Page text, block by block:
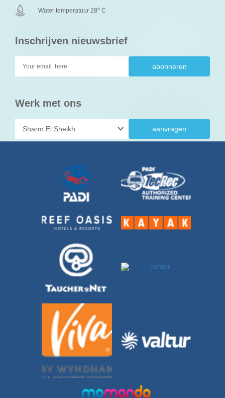
Inschrijven nieuwsbrief
Werk met ons
aanvragen
Water temperatuur 28o C